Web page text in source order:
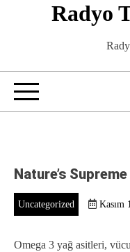
Radyo
Nature’s
Uncategorized Kasım
Omega 3 yağ asitleri,